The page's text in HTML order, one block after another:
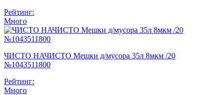
Рейтинг:
Много
ЧИСТО НАЧИСТО Мешки д/мусора 35л 8мкм /20
№1043511800
Рейтинг:
Много